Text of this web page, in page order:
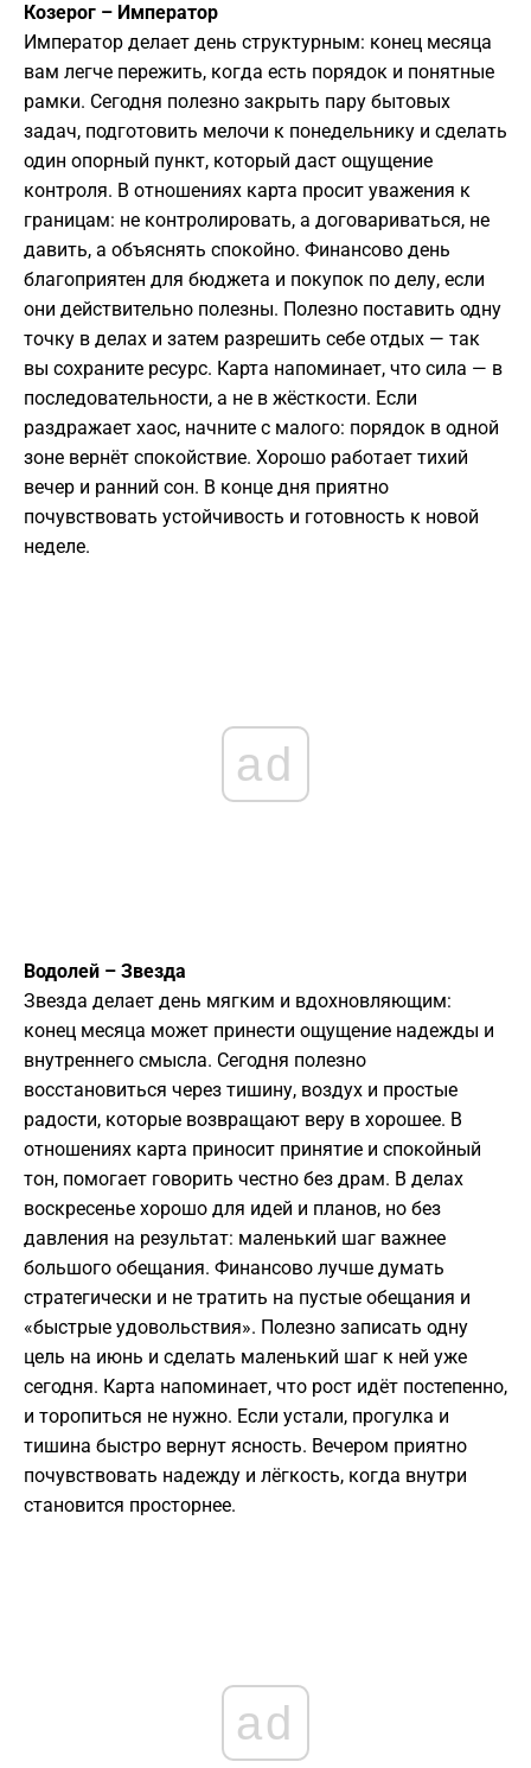
Козерог – Император
Император делает день структурным: конец месяца
вам легче пережить, когда есть порядок и понятные
рамки. Сегодня полезно закрыть пару бытовых
задач, подготовить мелочи к понедельнику и сделать
один опорный пункт, который даст ощущение
контроля. В отношениях карта просит уважения к
границам: не контролировать, а договариваться, не
давить, а объяснять спокойно. Финансово день
благоприятен для бюджета и покупок по делу, если
они действительно полезны. Полезно поставить одну
точку в делах и затем разрешить себе отдых — так
вы сохраните ресурс. Карта напоминает, что сила — в
последовательности, а не в жёсткости. Если
раздражает хаос, начните с малого: порядок в одной
зоне вернёт спокойствие. Хорошо работает тихий
вечер и ранний сон. В конце дня приятно
почувствовать устойчивость и готовность к новой
неделе.
ad
Водолей – Звезда
Звезда делает день мягким и вдохновляющим:
конец месяца может принести ощущение надежды и
внутреннего смысла. Сегодня полезно
восстановиться через тишину, воздух и простые
радости, которые возвращают веру в хорошее. В
отношениях карта приносит принятие и спокойный
тон, помогает говорить честно без драм. В делах
воскресенье хорошо для идей и планов, но без
давления на результат: маленький шаг важнее
большого обещания. Финансово лучше думать
стратегически и не тратить на пустые обещания и
«быстрые удовольствия». Полезно записать одну
цель на июнь и сделать маленький шаг к ней уже
сегодня. Карта напоминает, что рост идёт постепенно,
и торопиться не нужно. Если устали, прогулка и
тишина быстро вернут ясность. Вечером приятно
почувствовать надежду и лёгкость, когда внутри
становится просторнее.
ad